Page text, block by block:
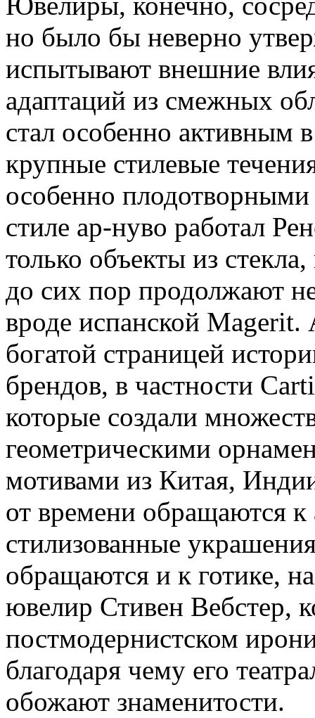
но было бы неверно
испытывают внешние
адаптаций из смежных
стал особенно активным
крупные стилевые
особенно
стиле ар-нуво работал
только объекты из
до сих пор продолжают
вроде испанской
богатой страницей
брендов, в частности
которые создали
геометрическими
мотивами из Китая,
от времени обращаются
стилизованные
обращаются и к готике,
ювелир Стивен Вебстер,
постмодернистском
благодаря чему его
обожают знаменитости.